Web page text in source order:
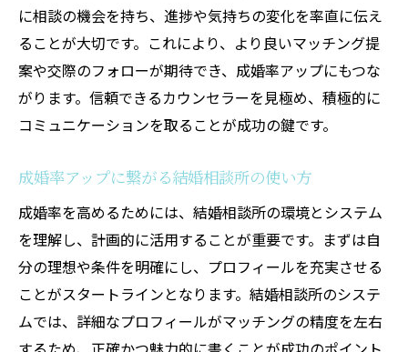
に相談の機会を持ち、進捗や気持ちの変化を率直に伝え
ることが大切です。これにより、より良いマッチング提
案や交際のフォローが期待でき、成婚率アップにもつな
がります。信頼できるカウンセラーを見極め、積極的に
コミュニケーションを取ることが成功の鍵です。
成婚率アップに繋がる結婚相談所の使い方
成婚率を高めるためには、結婚相談所の環境とシステム
を理解し、計画的に活用することが重要です。まずは自
分の理想や条件を明確にし、プロフィールを充実させる
ことがスタートラインとなります。結婚相談所のシステ
ムでは、詳細なプロフィールがマッチングの精度を左右